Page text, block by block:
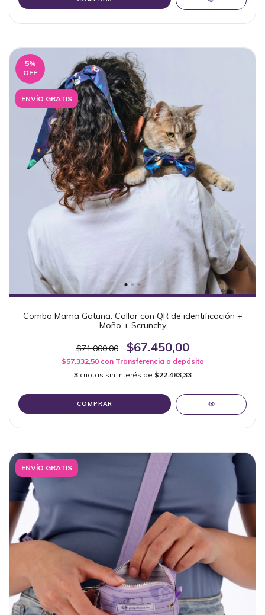
5%
OFF
ENVÍO GRATIS
Combo Mama Gatuna: Collar con QR de identificación +
Moño + Scrunchy
$71.000,00 $67.450,00
$57.332,50 con Transferencia o depósito
3 cuotas sin interés de $22.483,33
COMPRAR
ENVÍO GRATIS